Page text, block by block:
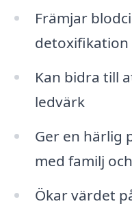
Främjar
detoxifikation
Kan bidra till
ledvärk
Ger en härlig
med familj
Ökar värdet